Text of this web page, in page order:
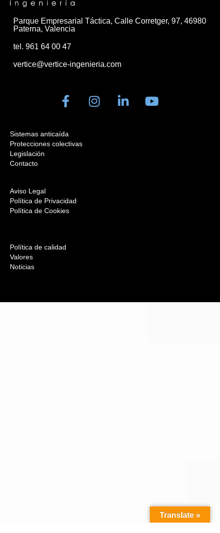
Parque Empresarial Táctica, Calle Corretger, 97, 46980
Paterna, Valencia
tel. 961 64 00 47
vertice@vertice-ingenieria.com
Sistemas anticaída
Protecciones colectivas
Legislación
Contacto
Aviso Legal
Política de Privacidad
Política de Cookies
Política de calidad
Valores
Noticias
Translate »